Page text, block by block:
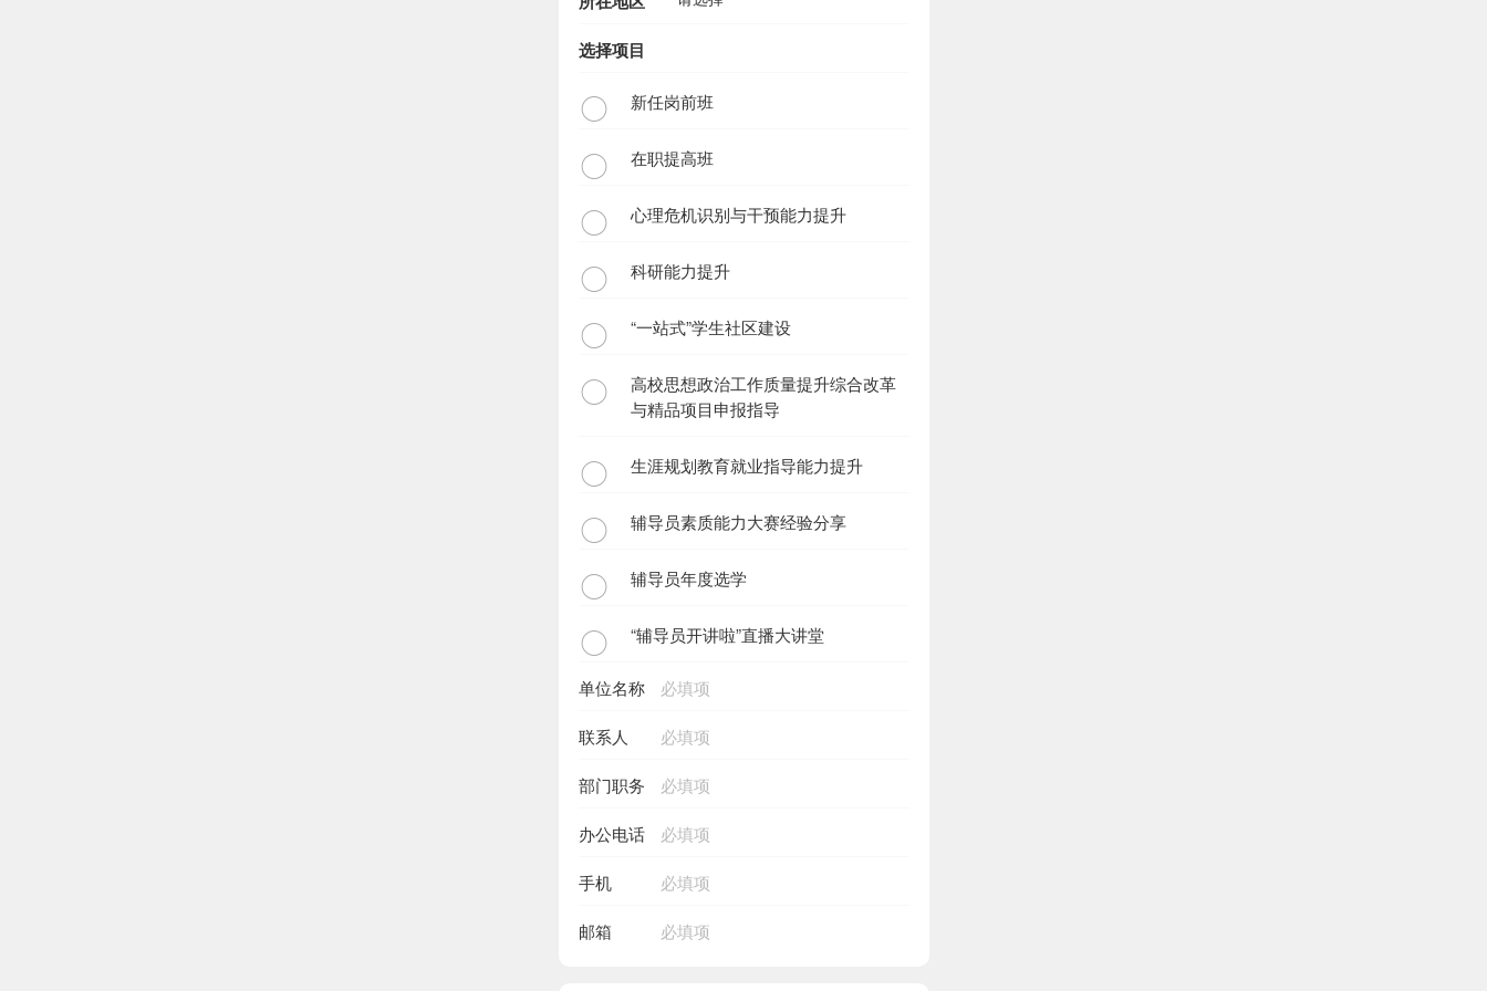
选择项目
新任岗前班
在职提高班
心理危机识别与干预能力提升
科研能力提升
“一站式”学生社区建设
高校思想政治工作质量提升综合改革
与精品项目申报指导
生涯规划教育就业指导能力提升
辅导员素质能力大赛经验分享
辅导员年度选学
“辅导员开讲啦”直播大讲堂
单位名称
联系人
部门职务
办公电话
手机
邮箱